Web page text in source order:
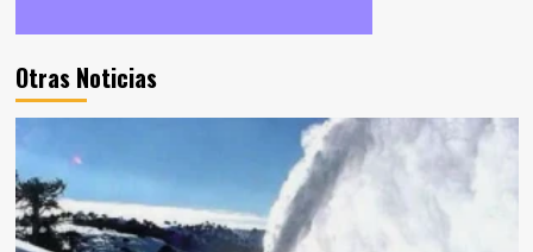
Otras Noticias